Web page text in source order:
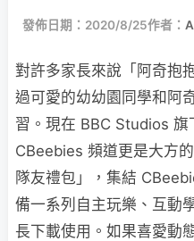
發佈日期：2020/8/25作者：
對許多家長來說「阿奇抱
過可愛的幼幼園同學和阿
習。現在 BBC Studios
CBeebies 頻道更是大方
隊友禮包」，集結
備一系列自主玩樂、互動
長下載使用。如果喜愛動